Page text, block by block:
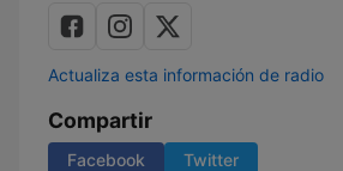
Actualiza esta información de radio
Compartir
Facebook Twitter